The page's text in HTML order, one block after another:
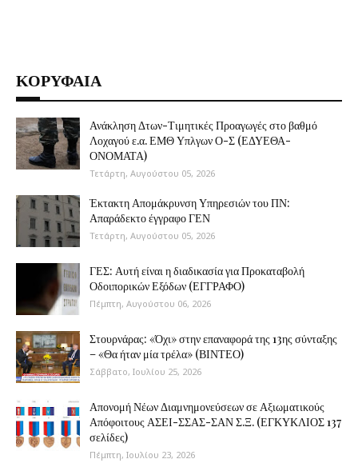
ΚΟΡΥΦΑΙΑ
Ανάκληση Δτων-Τιμητικές Προαγωγές στο βαθμό
Λοχαγού ε.α. ΕΜΘ Υπλγων Ο-Σ (ΕΔΥΕΘΑ-
ΟΝΟΜΑΤΑ)
Τετάρτη, Αυγούστου 05, 2026
Έκτακτη Απομάκρυνση Υπηρεσιών του ΠΝ:
Απαράδεκτο έγγραφο ΓΕΝ
Τετάρτη, Αυγούστου 05, 2026
ΓΕΣ: Αυτή είναι η διαδικασία για Προκαταβολή
Οδοιπορικών Εξόδων (ΕΓΓΡΑΦΟ)
Πέμπτη, Αυγούστου 06, 2026
Στουρνάρας: «Όχι» στην επαναφορά της 13ης σύνταξης
– «Θα ήταν μία τρέλα» (ΒΙΝΤΕΟ)
Σάββατο, Ιουλίου 25, 2026
Απονομή Νέων Διαμνημονεύσεων σε Αξιωματικούς
Απόφοιτους ΑΣΕΙ-ΣΣΑΣ-ΣΑΝ Σ.Ξ. (ΕΓΚΥΚΛΙΟΣ 137
σελίδες)
Πέμπτη, Ιουλίου 23, 2026